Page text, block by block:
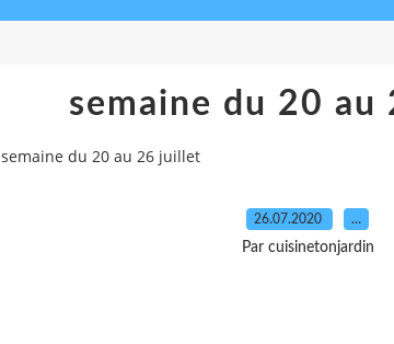
semaine du 20
semaine du 20 au 26 juillet
26.07.2020 …
Par cuisinetonjardin